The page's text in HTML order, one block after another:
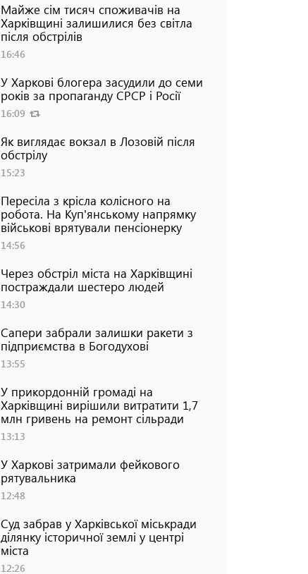
Майже сім тисяч споживачів на
Харківщині залишилися без світла
після обстрілів
16:46
У Харкові блогера засудили до семи
років за пропаганду СРСР і Росії
16:09
Як виглядає вокзал в Лозовій після
обстрілу
15:23
Пересіла з крісла колісного на
робота. На Куп'янському напрямку
військові врятували пенсіонерку
14:56
Через обстріл міста на Харківщині
постраждали шестеро людей
14:30
Сапери забрали залишки ракети з
підприємства в Богодухові
13:55
У прикордонній громаді на
Харківщині вирішили витратити 1,7
млн гривень на ремонт сільради
13:13
У Харкові затримали фейкового
рятувальника
12:48
Суд забрав у Харківської міськради
ділянку історичної землі у центрі
міста
12:26